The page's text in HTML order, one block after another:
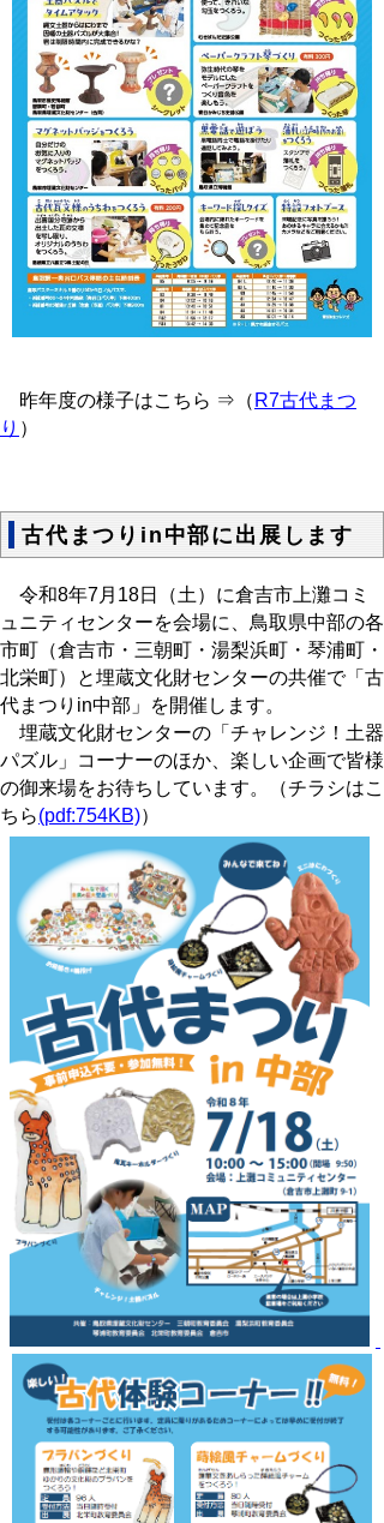
昨年度の様子はこちら ⇒（ R7古代まつ
り ）
古代まつりin中部に出展します
令和8年7月18日（土）に倉吉市上灘コミ
ュニティセンターを会場に、鳥取県中部の各
市町（倉吉市・三朝町・湯梨浜町・琴浦町・
北栄町）と埋蔵文化財センターの共催で「古
代まつりin中部」を開催します。
埋蔵文化財センターの「チャレンジ！土器
パズル」コーナーのほか、楽しい企画で皆様
の御来場をお待ちしています。（チラシはこ
ちら(pdf:754KB)）